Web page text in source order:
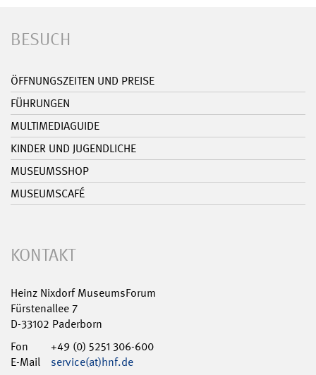
BESUCH
ÖFFNUNGSZEITEN UND PREISE
FÜHRUNGEN
MULTIMEDIAGUIDE
KINDER UND JUGENDLICHE
MUSEUMSSHOP
MUSEUMSCAFÉ
KONTAKT
Heinz Nixdorf MuseumsForum
Fürstenallee 7
D-33102 Paderborn
Fon
+49 (0) 5251 306-600
E-Mail
service(at)hnf.de